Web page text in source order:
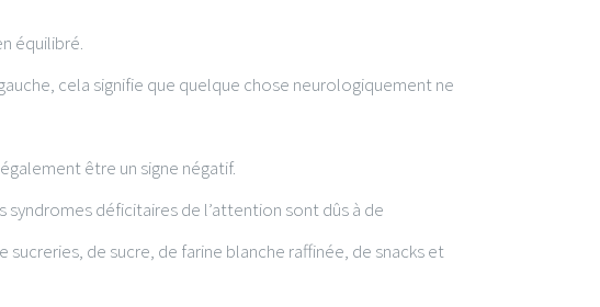
équilibré.
cela signifie que quelque chose neurologiquement ne
être un signe négatif.
syndromes déficitaires de l’attention sont dûs à de
de sucre, de farine blanche raffinée, de snacks et